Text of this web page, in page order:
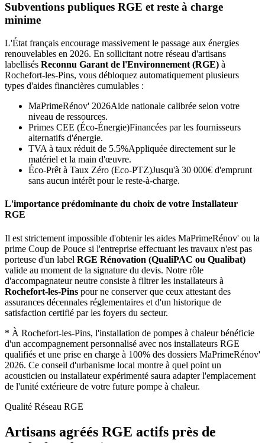
Subventions publiques RGE et reste à charge
minime
L'État français encourage massivement le passage aux énergies
renouvelables en 2026. En sollicitant notre réseau d'artisans
labellisés Reconnu Garant de l'Environnement (RGE) à
Rochefort-les-Pins, vous débloquez automatiquement plusieurs
types d'aides financières cumulables :
MaPrimeRénov' 2026Aide nationale calibrée selon votre
niveau de ressources.
Primes CEE (Éco-Énergie)Financées par les fournisseurs
alternatifs d'énergie.
TVA à taux réduit de 5.5%Appliquée directement sur le
matériel et la main d'œuvre.
Éco-Prêt à Taux Zéro (Eco-PTZ)Jusqu'à 30 000€ d'emprunt
sans aucun intérêt pour le reste-à-charge.
L'importance prédominante du choix de votre Installateur
RGE
Il est strictement impossible d'obtenir les aides MaPrimeRénov' ou la
prime Coup de Pouce si l'entreprise effectuant les travaux n'est pas
porteuse d'un label RGE Rénovation (QualiPAC ou Qualibat)
valide au moment de la signature du devis. Notre rôle
d'accompagnateur neutre consiste à filtrer les installateurs à
Rochefort-les-Pins pour ne conserver que ceux attestant des
assurances décennales réglementaires et d'un historique de
satisfaction certifié par les foyers du secteur.
* À Rochefort-les-Pins, l'installation de pompes à chaleur bénéficie
d'un accompagnement personnalisé avec nos installateurs RGE
qualifiés et une prise en charge à 100% des dossiers MaPrimeRénov'
2026. Ce conseil d'urbanisme local montre à quel point un
acousticien ou installateur expérimenté saura adapter l'emplacement
de l'unité extérieure de votre future pompe à chaleur.
Qualité Réseau RGE
Artisans agréés RGE actifs près de